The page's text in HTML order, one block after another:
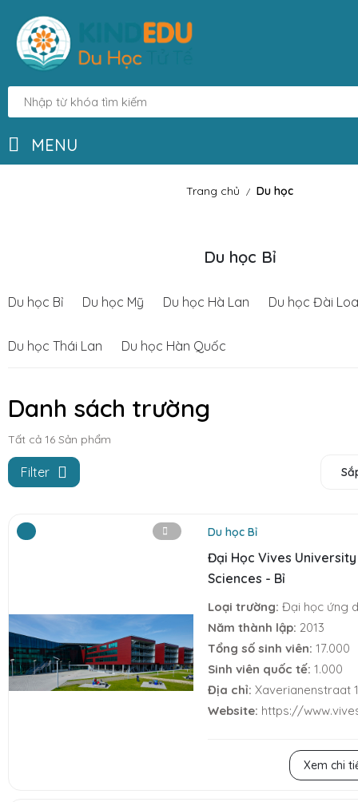
MENU
Trang chủ / Du học
Du học Bỉ
Du học Bỉ Du học Mỹ Du học Hà Lan Du học Đài
Du học Thái Lan Du học Hàn Quốc
Danh sách trường
Tất cả 16 Sản phẩm
Filter
Du học Bỉ
Đại Học Vives
Sciences - Bỉ
Loại trường: Đại học ứng
Năm thành lập: 2013
Tổng số sinh viên: 17.000
Sinh viên quốc tế: 1.000
Địa chỉ: Xaverianenstraat
Website: https://
Xem chi